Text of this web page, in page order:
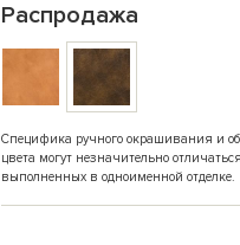
Распродажа
Специфика ручного окрашивания и
цвета могут незначительно
выполненных в одноименной отделке.